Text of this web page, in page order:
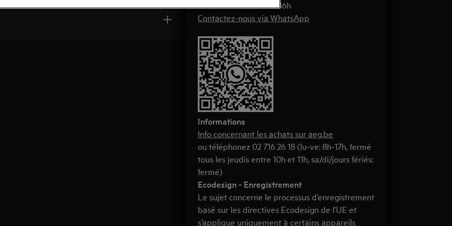
Lu-ven: 9h-12h en 13h-16h
Contactez-nous via WhatsApp
Informations
Info concernant les achats sur aeg.be
ou téléphonez 02 716 26 18 (lu-ve: 8h-17h, fermé
tous les jeudis entre 10h et 11h, sa/di/jours fériés:
fermé)
Ecodesign - Enregistrement
Le sujet concerne le processus d’enregistrement
basé sur les directives Ecodesign de l’UE et
s’applique uniquement à certains appareils